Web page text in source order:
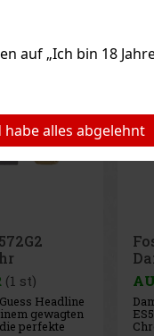
auf „Ich bin 18
habe alles abgelehnt
Aktion
(2 st)
Neutra
vereint